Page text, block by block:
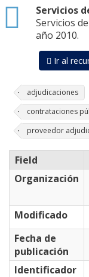
Servicios
html
Servicios
año 2010.
Ir al
adjudicaciones
contrataciones
proveedor
Field
Organización
Modificado
Fecha de
publicación
Identificador